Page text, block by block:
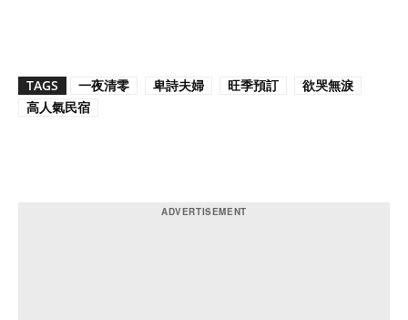
TAGS 一夜清零 卑詩夫婦 旺季預訂
欲哭無淚
高人氣民宿